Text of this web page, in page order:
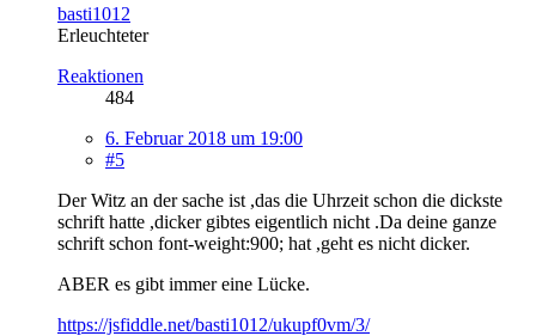
basti1012
Erleuchteter
Reaktionen
484
6. Februar 2018 um 19:00
#5
Der Witz an der sache ist ,das die Uhrzeit schon die dickste
schrift hatte ,dicker gibtes eigentlich nicht .Da deine ganze
schrift schon font-weight:900; hat ,geht es nicht dicker.
ABER es gibt immer eine Lücke.
https://jsfiddle.net/basti1012/ukupf0vm/3/